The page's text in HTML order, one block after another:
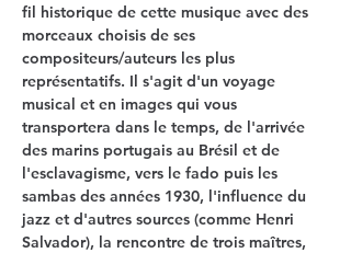
fil historique de cette musique avec des
morceaux choisis de ses
compositeurs/auteurs les plus
représentatifs. Il s'agit d'un voyage
musical et en images qui vous
transportera dans le temps, de l'arrivée
des marins portugais au Brésil et de
l'esclavagisme, vers le fado puis les
sambas des années 1930, l'influence du
jazz et d'autres sources (comme Henri
Salvador), la rencontre de trois maîtres,